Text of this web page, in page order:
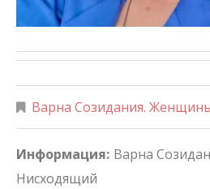
Варна Созидания.
Информация: Варна
Нисходящий